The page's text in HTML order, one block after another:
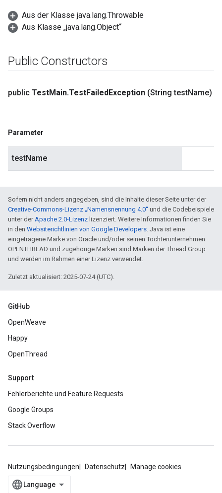
Aus der Klasse java.lang.Throwable
Aus Klasse „java.lang.Object“
Public Constructors
public TestMain.TestFailedException (String testName)
Parameter
testName
Sofern nicht anders angegeben, sind die Inhalte dieser Seite unter der
Creative-Commons-Lizenz „Namensnennung 4.0“ und die Codebeispiele
unter derApache 2.0-Lizenz lizenziert. Weitere Informationen finden Sie
in den Websiterichtlinien von Google Developers. Java ist eine
eingetragene Marke von Oracle und/oder seinen Tochterunternehmen.
OPENTHREAD und zugehörige Marken sind Marken der Thread Group
und werden im Rahmen einer Lizenz verwendet.
Zuletzt aktualisiert: 2025-07-24 (UTC).
GitHub
OpenWeave
Happy
OpenThread
Support
Fehlerberichte und Feature Requests
Google Groups
Stack Overflow
Nutzungsbedingungen Datenschutz Manage cookies